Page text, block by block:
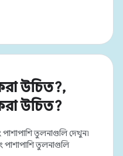
উচিত?,
উচিত?
তুলনাগুলি দেখুন৷
তুলনাগুলি